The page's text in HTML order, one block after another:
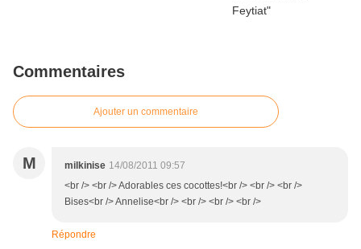
Commentaires
Ajouter un commentaire
M milkinise 14/08/2011 09:57
<br /> <br /> Adorables ces cocottes!<br /> <br /> <br />
Bises<br /> Annelise<br /> <br /> <br /> <br />
Répondre